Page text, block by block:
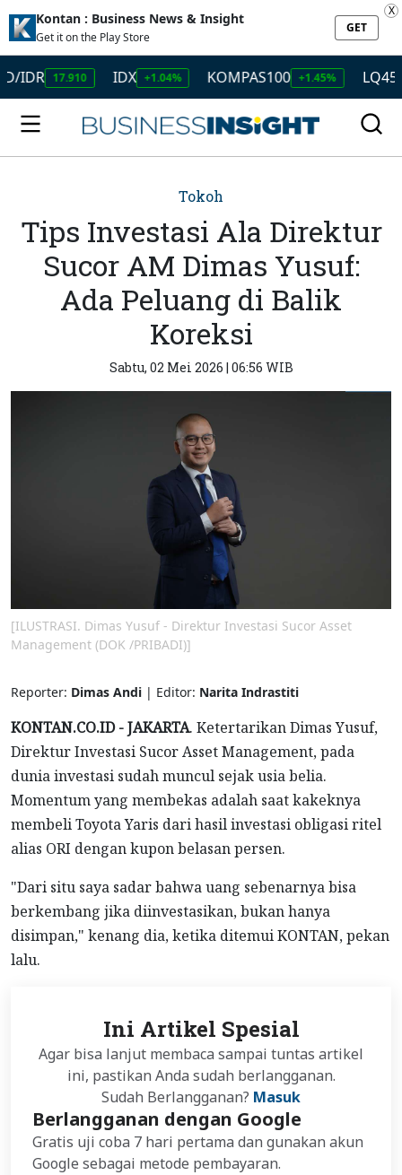
Kontan : Business News & Insight
Get it on the Play Store
GET
X
17.910 IDX +1.04% KOMPAS100 +1.45% LQ45
Tokoh
Tips Investasi Ala Direktur
Sucor AM Dimas Yusuf:
Ada Peluang di Balik
Koreksi
Sabtu, 02 Mei 2026 | 06:56 WIB
[ILUSTRASI. Dimas Yusuf - Direktur Investasi Sucor Asset
Management (DOK /PRIBADI)]
Reporter: Dimas Andi | Editor: Narita Indrastiti
KONTAN.CO.ID - JAKARTA. Ketertarikan Dimas Yusuf,
Direktur Investasi Sucor Asset Management, pada
dunia investasi sudah muncul sejak usia belia.
Momentum yang membekas adalah saat kakeknya
membeli Toyota Yaris dari hasil investasi obligasi ritel
alias ORI dengan kupon belasan persen.
"Dari situ saya sadar bahwa uang sebenarnya bisa
berkembang jika diinvestasikan, bukan hanya
disimpan," kenang dia, ketika ditemui KONTAN, pekan
lalu.
Ini Artikel Spesial
Agar bisa lanjut membaca sampai tuntas artikel
ini, pastikan Anda sudah berlangganan.
Sudah Berlangganan? Masuk
Berlangganan dengan Google
Gratis uji coba 7 hari pertama dan gunakan akun
Google sebagai metode pembayaran.